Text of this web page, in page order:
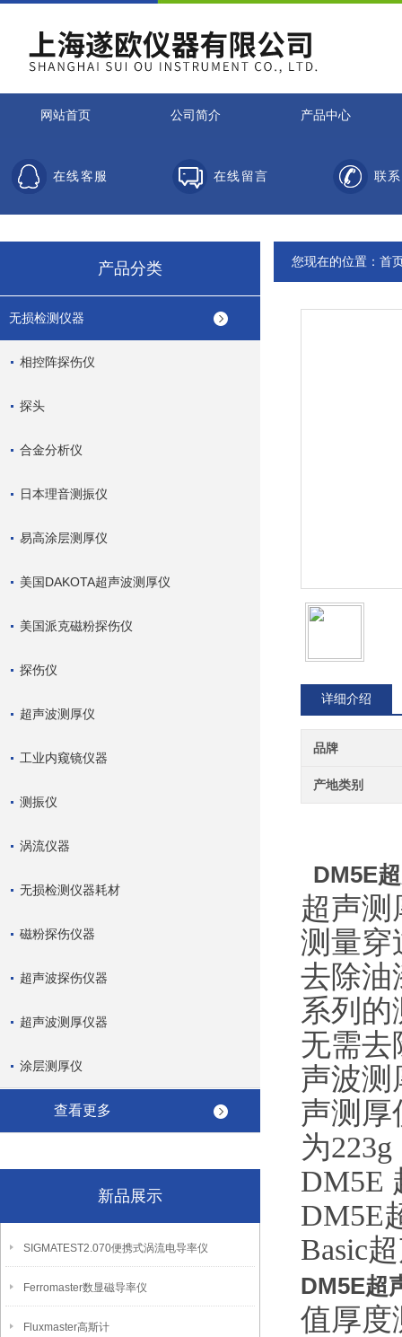
网站首页 公司简介 产品中心
在线客服 在线留言 联
产品分类
无损检测仪器
相控阵探伤仪
探头
合金分析仪
日本理音测振仪
易高涂层测厚仪
美国DAKOTA超声波测厚仪
美国派克磁粉探伤仪
探伤仪
超声波测厚仪
工业内窥镜仪器
测振仪
涡流仪器
无损检测仪器耗材
磁粉探伤仪器
超声波探伤仪器
超声波测厚仪器
涂层测厚仪
查看更多
新品展示
SIGMATEST2.070便携式涡流电导率仪
Ferromaster数显磁导率仪
Fluxmaster高斯计
您现在的位置： 首
详细介绍
品牌
产地类别
DM5E
超声测
测量穿
去除油
系列
无需去
声波测
声测厚
为
DM5E
DM5E
Basic
DM5E超
值厚度